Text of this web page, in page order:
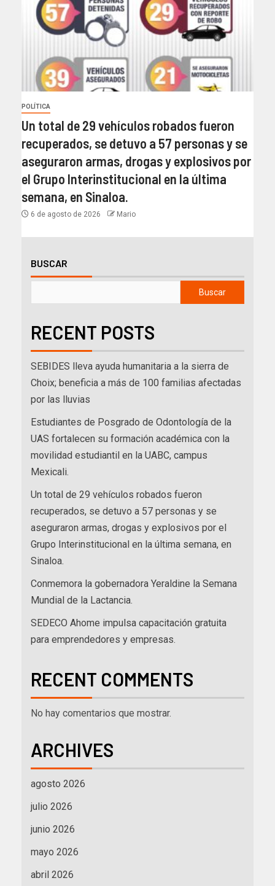
POLÍTICA
Un total de 29 vehículos robados fueron
recuperados, se detuvo a 57 personas y se
aseguraron armas, drogas y explosivos por
el Grupo Interinstitucional en la última
semana, en Sinaloa.
6 de agosto de 2026 Mario
BUSCAR
Buscar
RECENT POSTS
SEBIDES lleva ayuda humanitaria a la sierra de
Choix; beneficia a más de 100 familias afectadas
por las lluvias
Estudiantes de Posgrado de Odontología de la
UAS fortalecen su formación académica con la
movilidad estudiantil en la UABC, campus
Mexicali.
Un total de 29 vehículos robados fueron
recuperados, se detuvo a 57 personas y se
aseguraron armas, drogas y explosivos por el
Grupo Interinstitucional en la última semana, en
Sinaloa.
Conmemora la gobernadora Yeraldine la Semana
Mundial de la Lactancia.
SEDECO Ahome impulsa capacitación gratuita
para emprendedores y empresas.
RECENT COMMENTS
No hay comentarios que mostrar.
ARCHIVES
agosto 2026
julio 2026
junio 2026
mayo 2026
abril 2026